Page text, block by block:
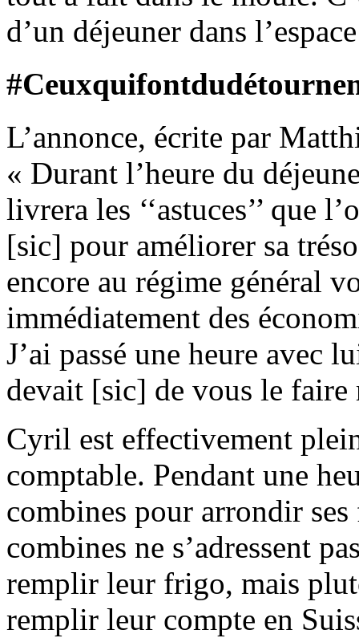
d’un déjeuner dans
L’annonce, écrite par
« Durant l’heure du
livrera les ‘‘astuces’’ que
[sic] pour améliorer sa
encore au régime général
immédiatement des
J’ai passé une heure avec
devait [sic] de vous le faire
Cyril est effectivement
comptable. Pendant une
combines pour arrondir
combines ne s’adressent
remplir leur frigo, mais
remplir leur compte en